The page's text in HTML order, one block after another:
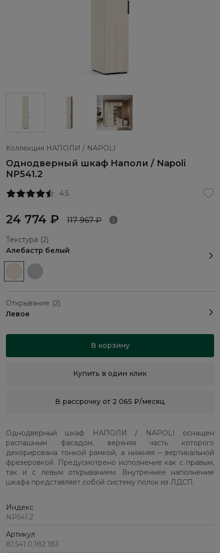
Коллекция НАПОЛИ / NAPOLI
Однодверный шкаф Наполи / Napoli
NP541.2
4.5
24 774 ₽ 117 967 ₽
Текстура (2)
Алебастр белый
Открывание (2)
Левое
В корзину
Купить в один клик
В рассрочку от 2 065 ₽/месяц
Однодверный шкаф НАПОЛИ / NAPOLI оснащен
распашным фасадом, верхняя часть которого
декорирована тонкой рамкой, а нижняя – вертикальной
фрезеровкой. Предусмотрено исполнение как с правым,
так и с левым открыванием. Внутреннее наполнение
шкафа представляет собой систему полок из ЛДСП.
Индекс
NP541.2
Артикул
81.541.0.182.183